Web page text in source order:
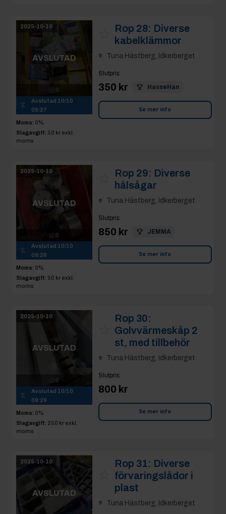
2025-10-10
AVSLUTAD
8
Avslutad 10/10
09:27
Moms: 0%
Slagavgift: 50 kr exkl.
moms
Rop 28: Diverse
kabelklämmor
Tuna Hästberg, Idkerberget
Slutpris:
350 kr HasseHan
Se mer info
2025-10-10
AVSLUTAD
8
Avslutad 10/10
09:28
Moms: 0%
Slagavgift: 50 kr exkl.
moms
Rop 29: Diverse
hålsågar
Tuna Hästberg, Idkerberget
Slutpris:
850 kr JEMMA
Se mer info
2025-10-10
AVSLUTAD
9
Avslutad 10/10
09:29
Moms: 0%
Slagavgift: 250 kr exkl.
moms
Rop 30:
Golvvärmeskåp 2
st, med tillbehör
Tuna Hästberg, Idkerberget
Slutpris:
800 kr
Se mer info
2025-10-10
AVSLUTAD
Rop 31: Diverse
förvaringslådor i
plast
Tuna Hästberg, Idkerberget